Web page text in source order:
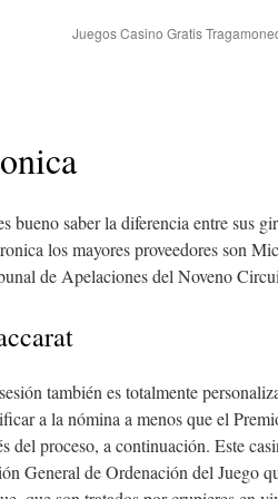
Juegos Casino Gratis
bueno saber la diferencia entre sus
los mayores proveedores son
de Apelaciones del Noveno
también es totalmente
a la nómina a menos que el
del proceso, a continuación. Este
General de Ordenación del Juego